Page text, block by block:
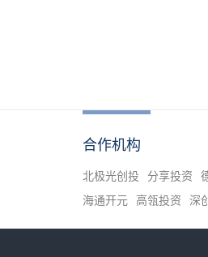
合作机构
北极光创投 分享投资
海通开元
高瓴投资 深